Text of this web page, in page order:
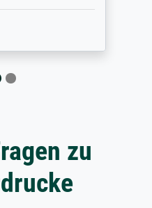
zu